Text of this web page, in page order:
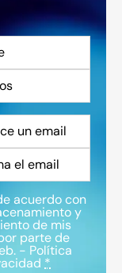
* acuerdo con
y
de mis
parte de
- Política
*